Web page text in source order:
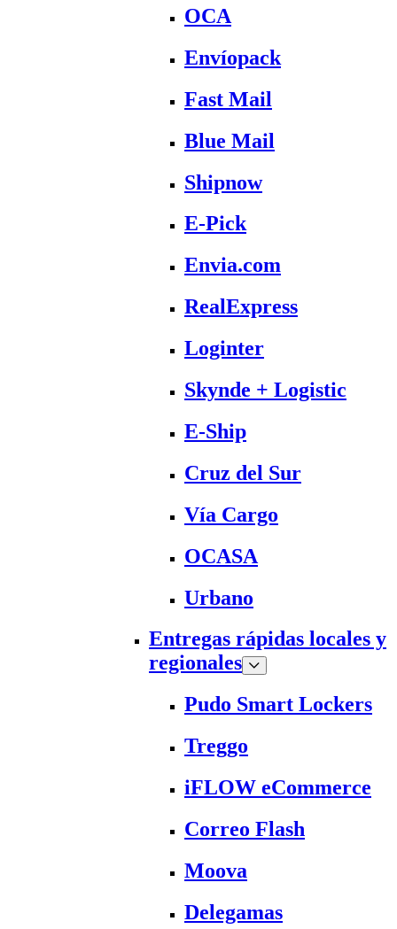
OCA
Envíopack
Fast Mail
Blue Mail
Shipnow
E-Pick
Envia.com
RealExpress
Loginter
Skynde + Logistic
E-Ship
Cruz del Sur
Vía Cargo
OCASA
Urbano
Entregas rápidas locales y
regionales
Pudo Smart Lockers
Treggo
iFLOW eCommerce
Correo Flash
Moova
Delegamas